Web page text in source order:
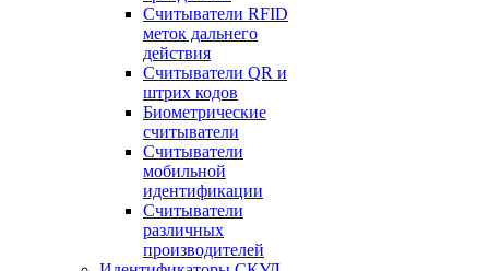
Считыватели RFID
меток дальнего
действия
Считыватели QR и
штрих кодов
Биометрические
считыватели
Считыватели
мобильной
идентификации
Считыватели
различных
производителей